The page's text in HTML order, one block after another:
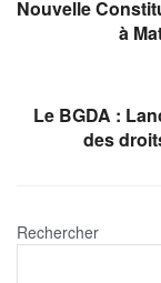
Nouvelle
à
Le BGDA :
des
Rechercher